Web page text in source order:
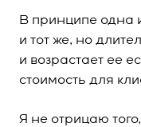
В принципе одна
и тот же, но
и возрастает ее
стоимость для
Я не отрицаю